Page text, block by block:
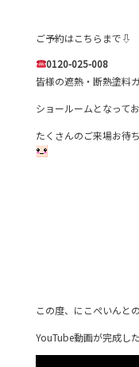
ご予約はこちらまで⇩
0120-025-008
皆様の遮熱・断熱塗料
ショールームとなってお
たくさんのご来場お待
この度、にこぺいんとの
YouTube動画が完成し